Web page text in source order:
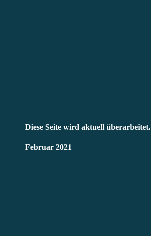
Diese Seite wird aktuell überarbeitet.
Februar 2021